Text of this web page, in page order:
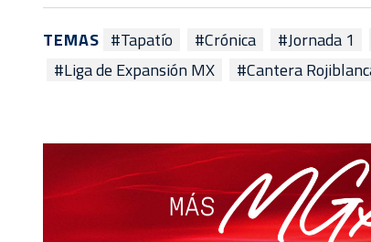
TEMAS #Tapatío #Crónica #Jornada 1
#Liga de Expansión MX
#Cantera